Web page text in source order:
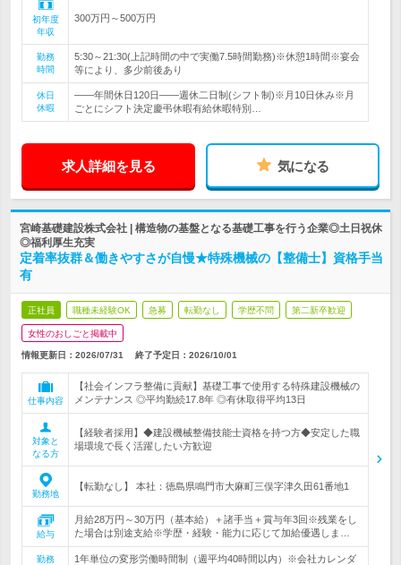
初年度
年収
300万円～500万円
勤務
時間
5:30～21:30(上記時間の中で実働7.5時間勤務)※休憩1時間※宴会
等により、多少前後あり
休日
休暇
――年間休日120日――週休二日制(シフト制)※月10日休み※月
ごとにシフト決定慶弔休暇有給休暇特別…
求人詳細を見る 気になる
宮崎基礎建設株式会社 | 構造物の基盤となる基礎工事を行う企業◎土日祝休
◎福利厚生充実
定着率抜群＆働きやすさが自慢★特殊機械の【整備士】資格手当
有
正社員 職種未経験OK 急募 転勤なし 学歴不問 第二新卒歓迎
女性のおしごと掲載中
情報更新日：2026/07/31 終了予定日： 2026/10/01
仕事内容
【社会インフラ整備に貢献】基礎工事で使用する特殊建設機械の
メンテナンス ◎平均勤続17.8年 ◎有休取得平均13日
対象と
なる方
【経験者採用】◆建設機械整備技能士資格を持つ方◆安定した職
場環境で長く活躍したい方歓迎
勤務地
【転勤なし】 本社：徳島県鳴門市大麻町三俣字津久田61番地1
給与
月給28万円～30万円（基本給）＋諸手当＋賞与年3回※残業をし
た場合は別途支給※学歴・経験・能力に応じて加給優遇しま…
勤務
1年単位の変形労働時間制（週平均40時間以内）※会社カレンダ